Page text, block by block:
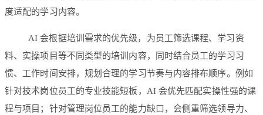
度适配的学习内容。
AI 会根据培训需求的优先级，为员工筛选课程、学习资
料、实操项目等不同类型的培训内容，同时结合员工的学习习
惯、工作时间安排，规划合理的学习节奏与内容排布顺序。例如
针对技术岗位员工的专业技能短板，AI 会优先匹配实操性强的课
程与项目；针对管理岗位员工的能力缺口，会侧重筛选领导力、